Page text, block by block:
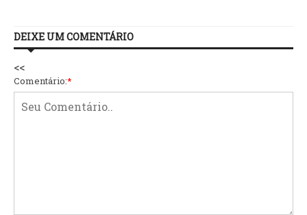
DEIXE UM COMENTÁRIO
<<
Comentário:*